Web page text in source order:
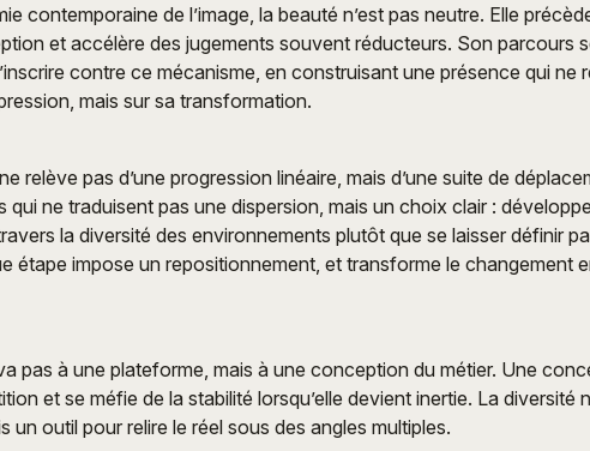
contemporaine de l’image, la beauté n’est pas neutre. Elle
et accélère des jugements souvent réducteurs. Son parcours
contre ce mécanisme, en construisant une présence qui ne
mais sur sa transformation.
relève pas d’une progression linéaire, mais d’une suite de
qui ne traduisent pas une dispersion, mais un choix clair :
la diversité des environnements plutôt que se laisser définir
étape impose un repositionnement, et transforme le changement
pas à une plateforme, mais à une conception du métier. Une
et se méfie de la stabilité lorsqu’elle devient inertie. La diversité
un outil pour relire le réel sous des angles multiples.